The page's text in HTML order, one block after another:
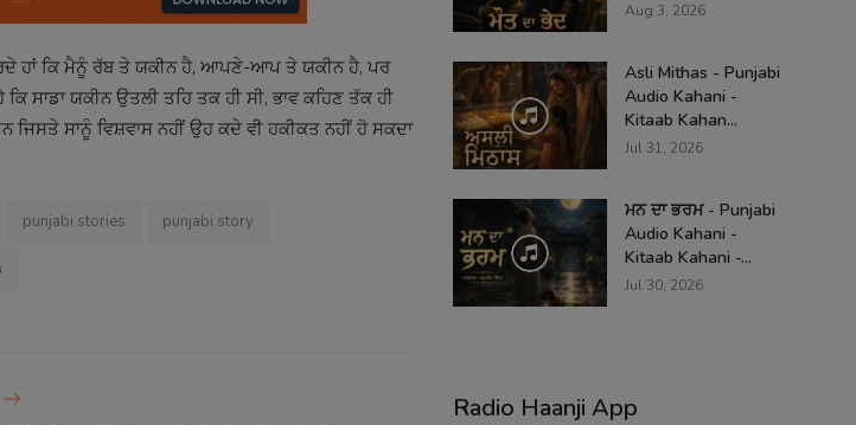
ਹਾਂ ਕਿ ਮੈਨੂੰ ਰੱਬ ਤੇ ਯਕੀਨ ਹੈ, ਆਪਣੇ-ਆਪ ਤੇ ਯਕੀਨ ਹੈ, ਪਰ
ਯਕੀਨ ਉਤਲੀ ਤਹਿ ਤਕ ਹੀ ਸੀ, ਭਾਵ ਕਹਿਣ ਤੱਕ ਹੀ
ਜਿਸਤੇ ਸਾਨੂੰ ਵਿਸ਼ਵਾਸ ਨਹੀਂ ਉਹ ਕਦੇ ਵੀ ਹਕੀਕਤ ਨਹੀਂ ਹੋ ਸਕਦਾ
punjabi stories punjabi story
Aug 3, 2026
Asli Mithas - Punjabi
Audio Kahani -
Kitaab Kahan...
Jul 31, 2026
ਮਨ ਦਾ ਭਰਮ - Punjabi
Audio Kahani -
Kitaab Kahani -...
Jul 30, 2026
Radio Haanji App